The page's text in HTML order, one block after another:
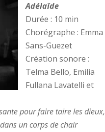
Adélaïde
Durée : 10 min
Chorégraphe : Emma
Sans-Guezet
Création sonore :
Telma Bello, Emilia
Fullana Lavatelli et
pour faire taire les dieux,
un corps de chair